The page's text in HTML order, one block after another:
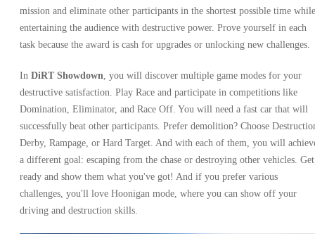
mission and eliminate other participants in the shortest possible time while
entertaining the audience with destructive power. Prove yourself in each
task because the award is cash for upgrades or unlocking new challenges.
In DiRT Showdown , you will discover multiple game modes for your
destructive satisfaction. Play Race and participate in competitions like
Domination, Eliminator, and Race Off. You will need a fast car that will
successfully beat other participants. Prefer demolition? Choose
Derby, Rampage, or Hard Target. And with each of them, you will
a different goal: escaping from the chase or destroying other vehicles. Get
ready and show them what you've got! And if you prefer various
challenges, you'll love Hoonigan mode, where you can show off your
driving and destruction skills.